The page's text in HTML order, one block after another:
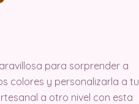
para sorprender a
colores y personalizarla a tu
a otro nivel con esta